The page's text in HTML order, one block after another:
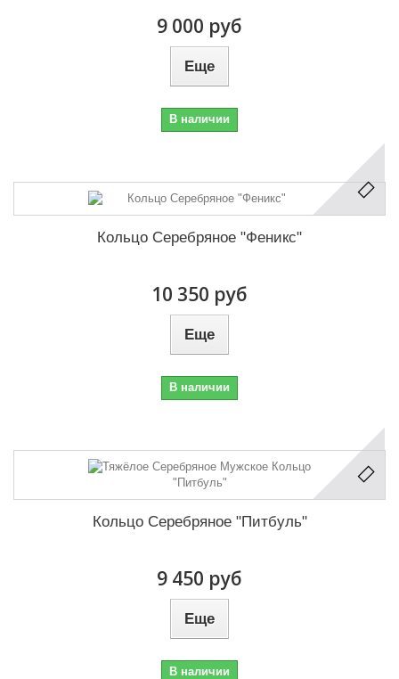
9 000 руб
Еще
В наличии
Кольцо Серебряное "Феникс"
10 350 руб
Еще
В наличии
Кольцо Серебряное "Питбуль"
9 450 руб
Еще
В наличии